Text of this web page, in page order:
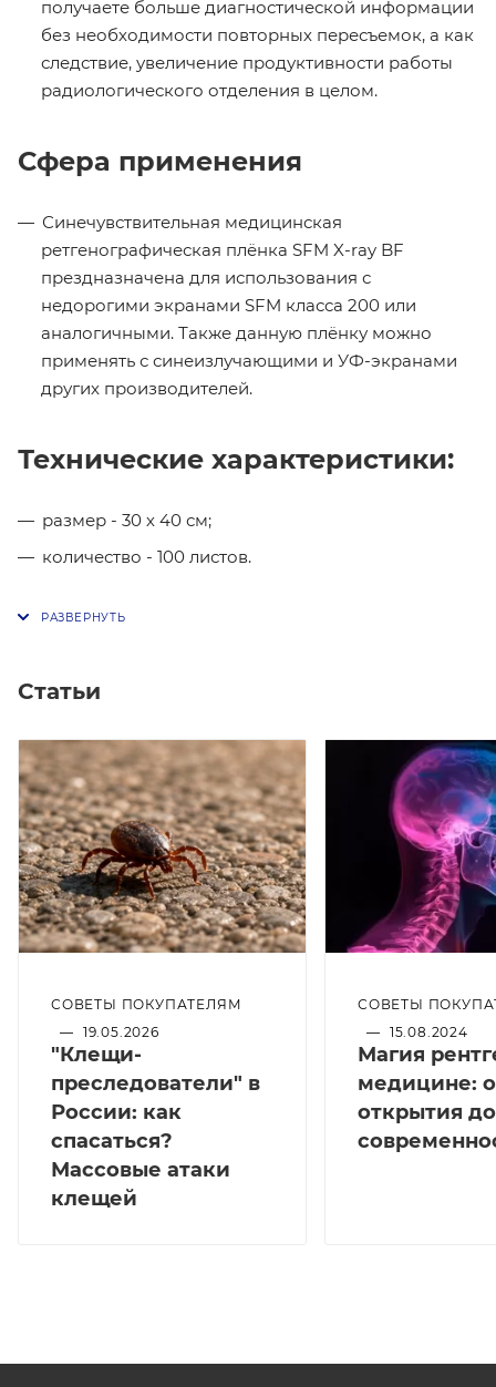
получаете больше диагностической информации
без необходимости повторных пересъемок, а как
следствие, увеличение продуктивности работы
радиологического отделения в целом.
Сфера применения
Синечувствительная медицинская
ретгенографическая плёнка SFM X-ray BF
прездназначена для использования с
недорогими экранами SFM класса 200 или
аналогичными. Также данную плёнку можно
применять с синеизлучающими и УФ-экранами
других производителей.
Технические характеристики:
размер - 30 х 40 см;
количество - 100 листов.
Статьи
СОВЕТЫ ПОКУПАТЕЛЯМ
— 19.05.2026
"Клещи-
преследователи" в
России: как
спасаться?
Массовые атаки
клещей
СОВЕТЫ
— 15.08.2024
Магия
медицине:
открытия до